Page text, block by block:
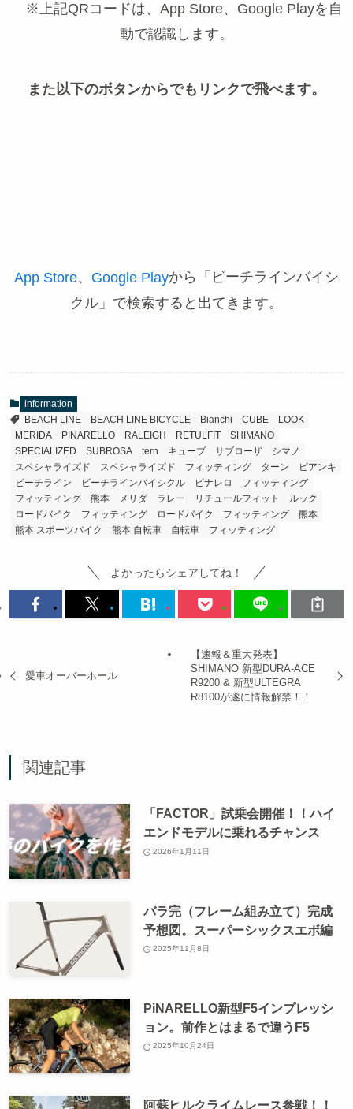
※上記QRコードは、App Store、Google Playを自
動で認識します。
また以下のボタンからでもリンクで飛べます。
App Store、 Google Playから「ビーチラインバイシ
クル」で検索すると出てきます。
information
BEACH LINE
BEACH LINE BICYCLE Bianchi CUBE
LOOK
MERIDA
PINARELLO RALEIGH RETULFIT
SHIMANO
SPECIALIZED
SUBROSA tern キューブ サブローザ
シマノ
スペシャライズド
スペシャライズド フィッティング ターン
ビアンキ
ビーチライン
ビーチラインバイシクル ピナレロ
フィッティング
フィッティング 熊本
メリダ ラレー リチュールフィット
ルック
ロードバイク フィッティング
ロードバイク フィッティング 熊本
熊本 スポーツバイク
熊本 自転車 自転車 フィッティング
よかったらシェアしてね！
愛車オーバーホール
【速報＆重大発表】
SHIMANO 新型DURA-ACE
R9200 & 新型ULTEGRA
R8100が遂に情報解禁！！
関連記事
「FACTOR」試乗会開催！！ハイ
エンドモデルに乗れるチャンス
2026年1月11日
バラ完（フレーム組み立て）完成
予想図。スーパーシックスエボ編
2025年11月8日
PiNARELLO新型F5インプレッシ
ョン。前作とはまるで違うF5
2025年10月24日
阿蘇ヒルクライムレース参戦！！